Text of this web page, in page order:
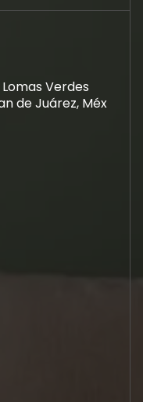
Lomas Verdes
de Juárez, Méx